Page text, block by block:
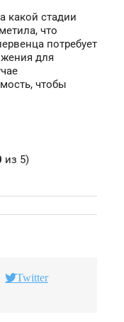
какой стадии
что
потребует
для
чтобы
из 5)
Twitter